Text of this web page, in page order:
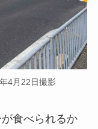
4月22日撮影
食べられるか